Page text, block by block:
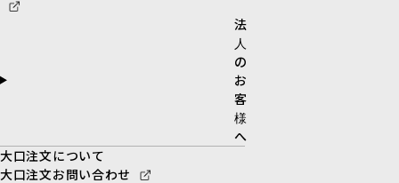
法
人
の
お
客
様
へ
大口注文について
大口注文お問い合わせ